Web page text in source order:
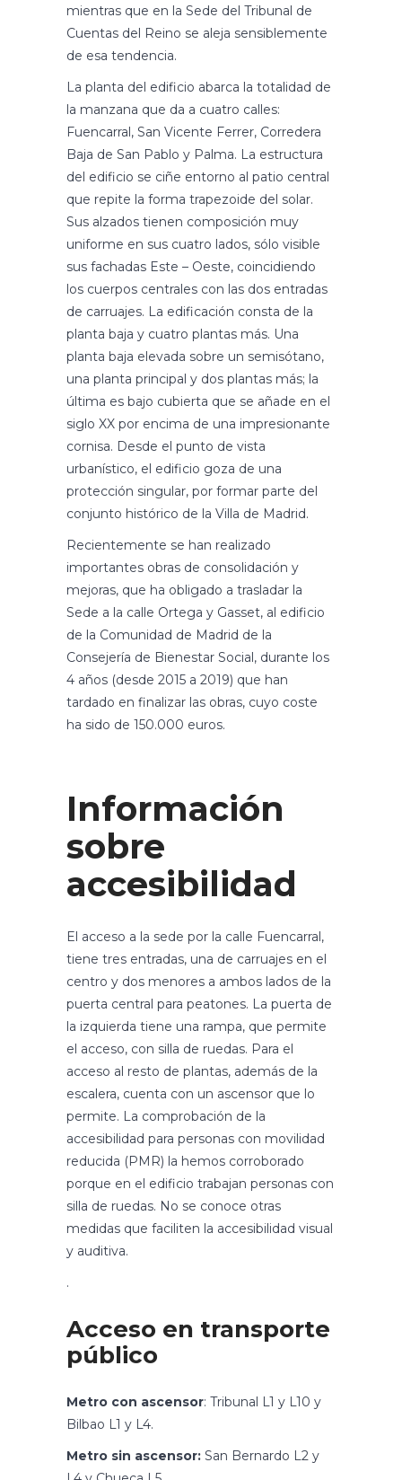
mientras que en la Sede del Tribunal de
Cuentas del Reino se aleja sensiblemente
de esa tendencia.
La planta del edificio abarca la totalidad de
la manzana que da a cuatro calles:
Fuencarral, San Vicente Ferrer, Corredera
Baja de San Pablo y Palma. La estructura
del edificio se ciñe entorno al patio central
que repite la forma trapezoide del solar.
Sus alzados tienen composición muy
uniforme en sus cuatro lados, sólo visible
sus fachadas Este – Oeste, coincidiendo
los cuerpos centrales con las dos entradas
de carruajes. La edificación consta de la
planta baja y cuatro plantas más. Una
planta baja elevada sobre un semisótano,
una planta principal y dos plantas más; la
última es bajo cubierta que se añade en el
siglo XX por encima de una impresionante
cornisa. Desde el punto de vista
urbanístico, el edificio goza de una
protección singular, por formar parte del
conjunto histórico de la Villa de Madrid.
Recientemente se han realizado
importantes obras de consolidación y
mejoras, que ha obligado a trasladar la
Sede a la calle Ortega y Gasset, al edificio
de la Comunidad de Madrid de la
Consejería de Bienestar Social, durante los
4 años (desde 2015 a 2019) que han
tardado en finalizar las obras, cuyo coste
ha sido de 150.000 euros.
Información
sobre
accesibilidad
El acceso a la sede por la calle Fuencarral,
tiene tres entradas, una de carruajes en el
centro y dos menores a ambos lados de la
puerta central para peatones. La puerta de
la izquierda tiene una rampa, que permite
el acceso, con silla de ruedas. Para el
acceso al resto de plantas, además de la
escalera, cuenta con un ascensor que lo
permite. La comprobación de la
accesibilidad para personas con movilidad
reducida (PMR) la hemos corroborado
porque en el edificio trabajan personas con
silla de ruedas. No se conoce otras
medidas que faciliten la accesibilidad visual
y auditiva.
.
Acceso en transporte
público
Metro con ascensor: Tribunal L1 y L10 y
Bilbao L1 y L4.
Metro sin ascensor: San Bernardo L2 y